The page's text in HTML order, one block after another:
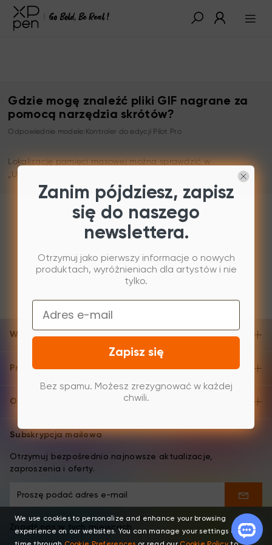
Gdzie mogę znaleźć pliki GIF nagrane za
pomocą narzędzia skrótów?
Odpowiednie modele:Kontroler do edycji Pilot Pro
Lokalizację pamięci masowej można sprawdzić w
„Ustawieniach globalnych – Informacje o pamięci masowej”.
Wsparcie i pomoc
Produkty
O XPPen
Subskrypcja mailowa
Otrzymuj bezpośrednio najnowsze aktualizacje,
zaproszenia i oferty.
Znajdź nas w tych miejscach
We use cookies to personalize and enhance your browsing
experience on our websites. You can manage your settings at any
Zanim pójdziesz, zapisz
się do naszego
newslettera.
Otrzymuj jako pierwszy informacje o nowych
produktach, wyróżnieniach dla artystów i nie
tylko.
Email
Zapisz się
Bez spamu. Możesz zrezygnować w każdej
chwili.